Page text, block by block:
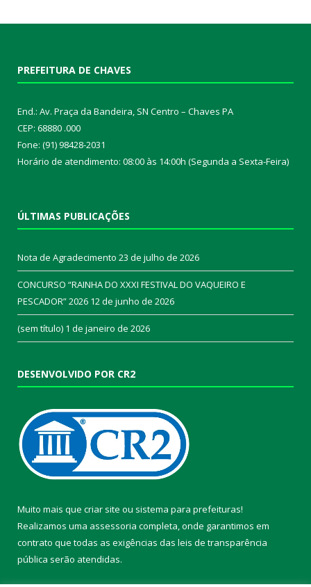
PREFEITURA DE CHAVES
End.: Av. Praça da Bandeira, SN Centro – Chaves PA
CEP: 68880 .000
Fone: (91) 98428-2031
Horário de atendimento: 08:00 às 14:00h (Segunda a Sexta-Feira)
ÚLTIMAS PUBLICAÇÕES
Nota de Agradecimento 23 de julho de 2026
CONCURSO “RAINHA DO XXXI FESTIVAL DO VAQUEIRO E
PESCADOR” 2026 12 de junho de 2026
(sem título) 1 de janeiro de 2026
DESENVOLVIDO POR CR2
Muito mais que criar site ou sistema para prefeituras!
Realizamos uma assessoria completa, onde garantimos em
contrato que todas as exigências das leis de transparência
pública serão atendidas.